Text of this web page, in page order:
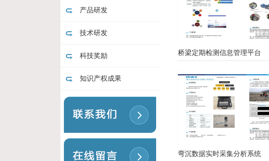
产品研发
技术研发
科技奖励
知识产权成果
桥梁定期检测信息管理平台
弯沉数据实时采集分析系统